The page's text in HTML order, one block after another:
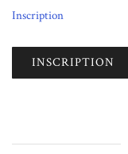
Inscription